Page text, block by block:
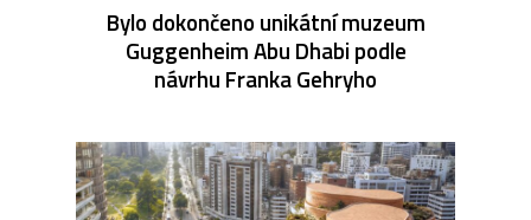
Bylo dokončeno unikátní muzeum
Guggenheim Abu Dhabi podle
návrhu Franka Gehryho